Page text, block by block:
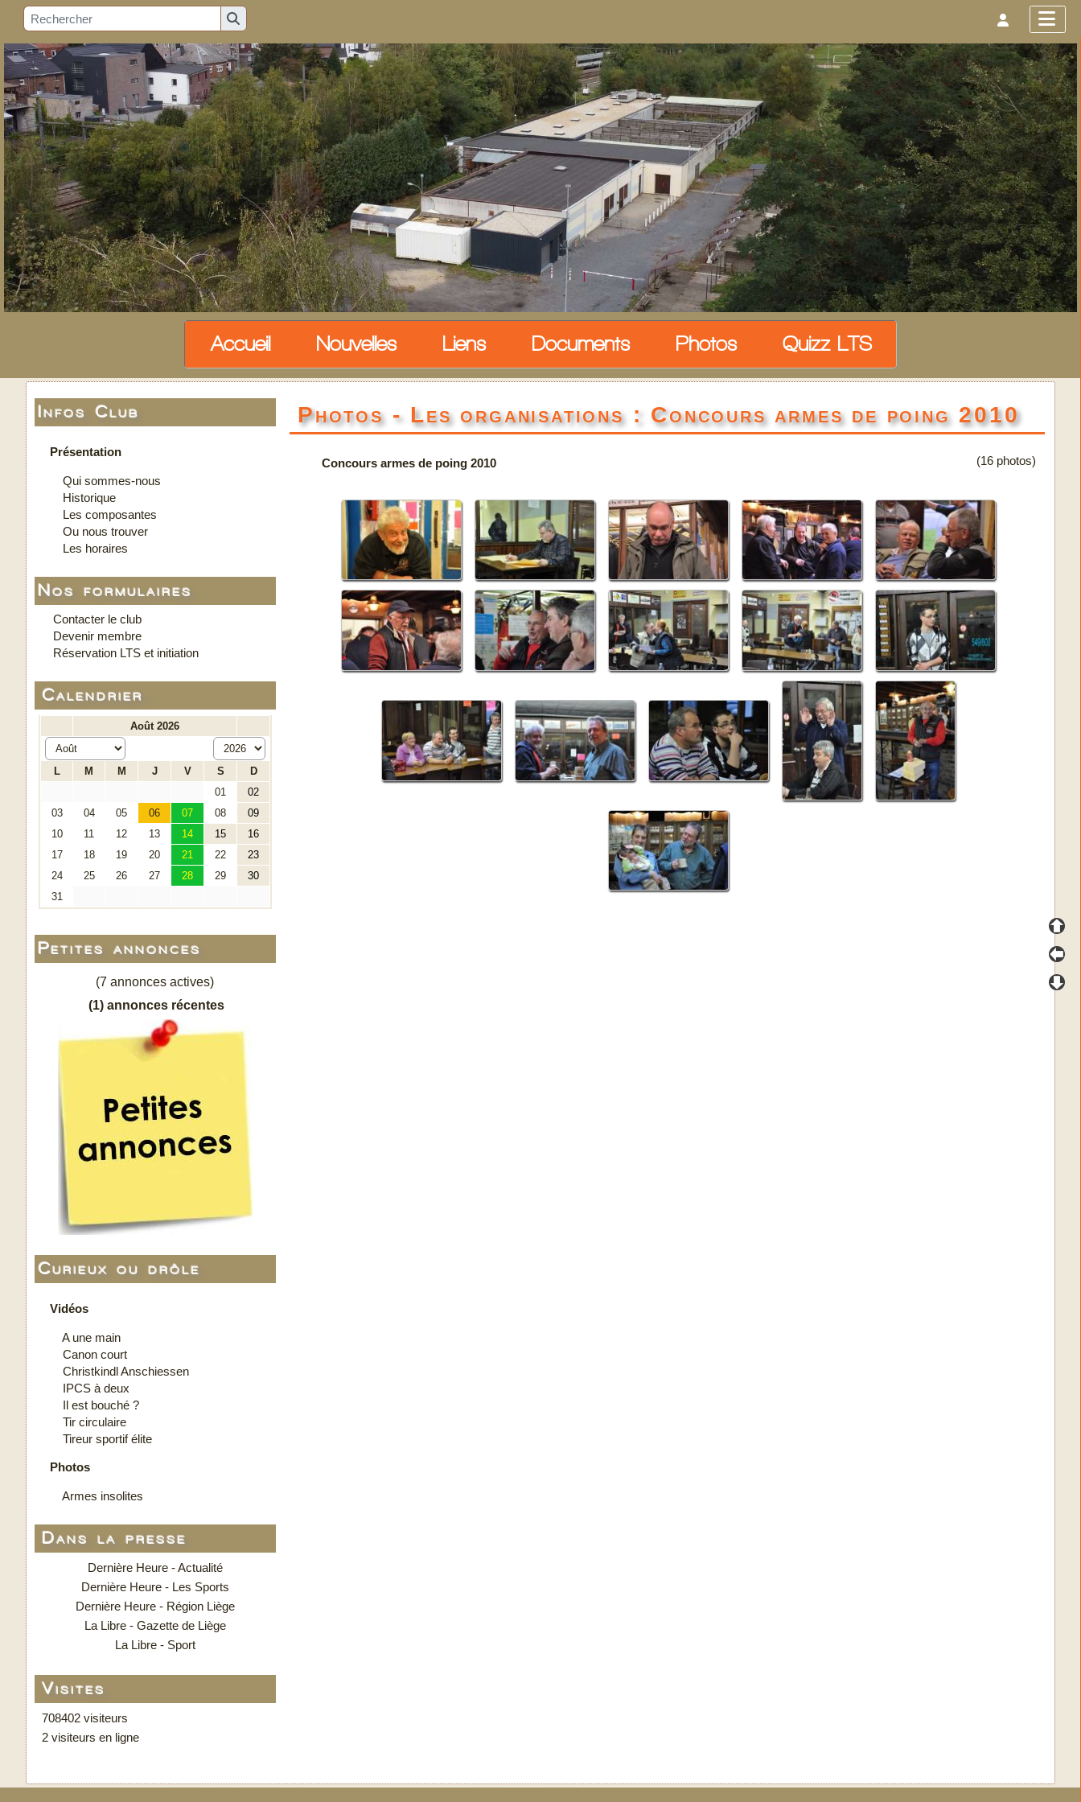
Accueil Nouvelles Liens Documents Photos Quizz LTS
Infos Club
Présentation
Qui sommes-nous
Historique
Les composantes
Ou nous trouver
Les horaires
Nos formulaires
Contacter le club
Devenir membre
Réservation LTS et initiation
Calendrier
Petites annonces
(7 annonces actives)
(1) annonces récentes
Curieux ou drôle
Vidéos
A une main
Canon court
Christkindl Anschiessen
IPCS à deux
Il est bouché ?
Tir circulaire
Tireur sportif élite
Photos
Armes insolites
Dans la presse
Dernière Heure - Actualité
Dernière Heure - Les Sports
Dernière Heure - Région Liège
La Libre - Gazette de Liège
La Libre - Sport
Visites
708402 visiteurs
2 visiteurs en ligne
Photos - Les organisations : Concours armes de poing 2010
Concours armes de poing 2010 (16 photos)